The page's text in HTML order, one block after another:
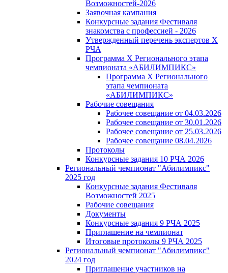
Возможностей-2026
Заявочная кампания
Конкурсные задания Фестиваля
знакомства с профессией - 2026
Утвержденный перечень экспертов X
РЧА
Программа X Регионального этапа
чемпионата «АБИЛИМПИКС»
Программа X Регионального
этапа чемпионата
«АБИЛИМПИКС»
Рабочие совещания
Рабочее совещание от 04.03.2026
Рабочее совещание от 30.01.2026
Рабочее совещание от 25.03.2026
Рабочее совещание 08.04.2026
Протоколы
Конкурсные задания 10 РЧА 2026
Региональный чемпионат "Абилимпикс"
2025 год
Конкурсные задания Фестиваля
Возможностей 2025
Рабочие совещания
Документы
Конкурсные задания 9 РЧА 2025
Приглашение на чемпионат
Итоговые протоколы 9 РЧА 2025
Региональный чемпионат "Абилимпикс"
2024 год
Приглашение участников на